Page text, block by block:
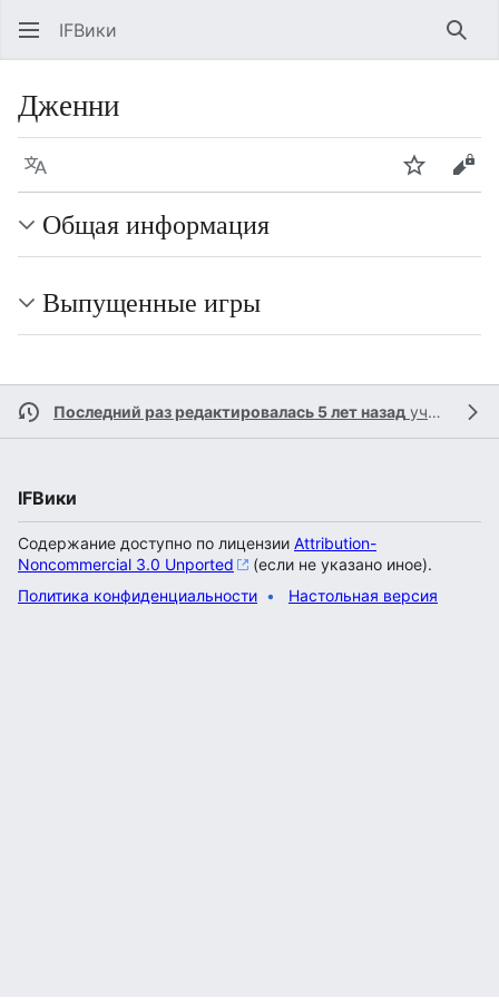
IFВики
Дженни
Язык Следить
Общая информация
Выпущенные игры
Последний раз редактировалась 5 лет назад участником
IFВики
Содержание доступно по лицензии Attribution-
Noncommercial 3.0 Unported
(если не указано иное).
Политика конфиденциальности
Настольная версия